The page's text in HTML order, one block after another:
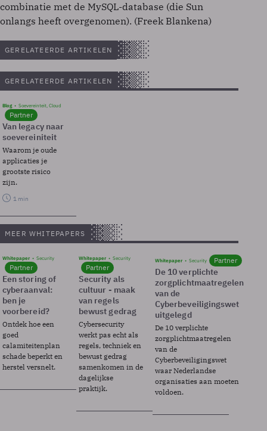
combinatie met de MySQL-database (die Sun
onlangs heeft overgenomen). (Freek Blankena)
GERELATEERDE ARTIKELEN
GERELATEERDE ARTIKELEN
Blog Soevereinteit, Cloud
Partner
Van legacy naar
soevereiniteit
Waarom je oude
applicaties je
grootste risico
zijn.
1 min
MEER WHITEPAPERS
Whitepaper Security
Partner
Een storing of
cyberaanval:
ben je
voorbereid?
Ontdek hoe een
goed
calamiteitenplan
schade beperkt en
herstel versnelt.
Whitepaper Security
Partner
Security als
cultuur - maak
van regels
bewust gedrag
Cybersecurity
werkt pas echt als
regels, techniek en
bewust gedrag
samenkomen in de
dagelijkse
praktijk.
Whitepaper Security Partner
De 10 verplichte
zorgplichtmaatregelen
van de
Cyberbeveiligingswet
uitgelegd
De 10 verplichte
zorgplichtmaatregelen
van de
Cyberbeveiligingswet
waar Nederlandse
organisaties aan moeten
voldoen.